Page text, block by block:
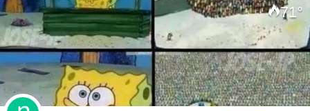
71°
扫描二维码继续阅读